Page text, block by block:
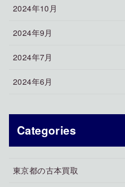
2024年10月
2024年9月
2024年7月
2024年6月
Categories
東京都の古本買取